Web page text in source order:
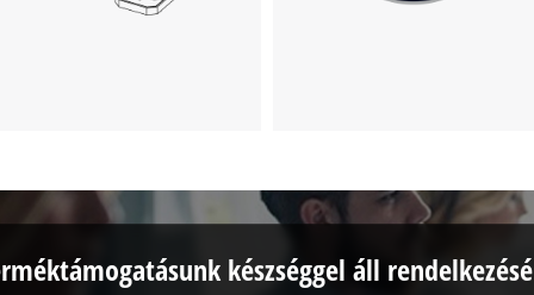
készséggel áll